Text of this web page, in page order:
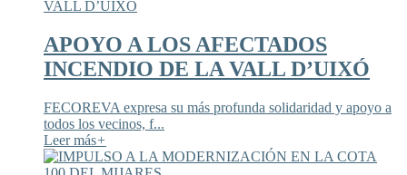
APOYO A LOS AFECTADOS
INCENDIO DE LA VALL D’UIXÓ
FECOREVA expresa su más profunda solidaridad y apoyo a
todos los vecinos, f...
Leer más+